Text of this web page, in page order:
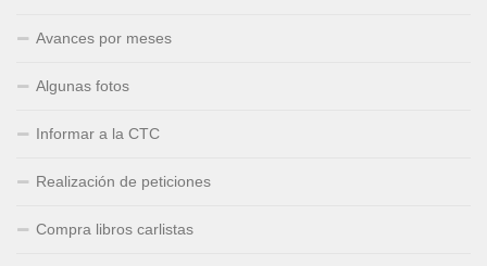
Avances por meses
Algunas fotos
Informar a la CTC
Realización de peticiones
Compra libros carlistas